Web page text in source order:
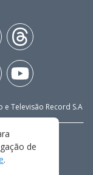
e Televisão Record S.A
de
.